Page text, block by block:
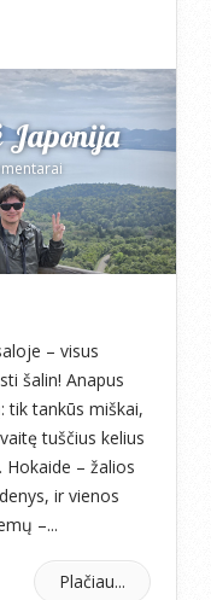
Japonija
– visus
šalin! Anapus
tik tankūs miškai,
tuščius kelius
– žalios
ir vienos
–...
Plačiau...